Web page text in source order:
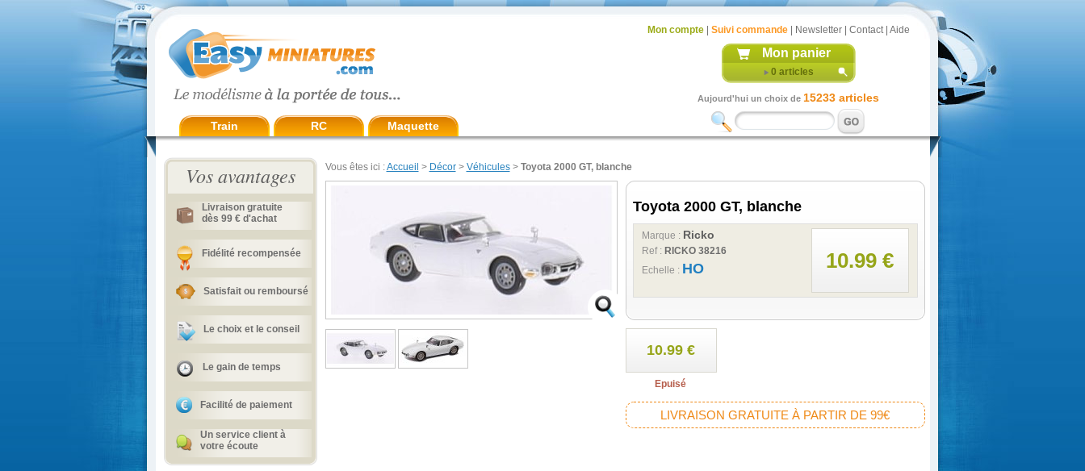
Train RC Maquette
Mon compte| Suivi commande| Newsletter| Contact| Aide
Mon panier
0 articles
Aujourd'hui un choix de 15233 articles
Vos avantages
Livraison gratuite
dès 99 € d'achat
Fidélité recompensée
Satisfait ou remboursé
Le choix et le conseil
Le gain de temps
Facilité de paiement
Un service client à
votre écoute
Vous êtes ici :Accueil > Décor> Véhicules> Toyota 2000 GT, blanche
Toyota 2000 GT, blanche
Marque : Ricko
Ref : RICKO 38216
Echelle : HO 10.99 €
10.99 €
Epuisé
LIVRAISON GRATUITE À PARTIR DE 99€